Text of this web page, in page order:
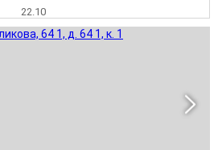
22.10